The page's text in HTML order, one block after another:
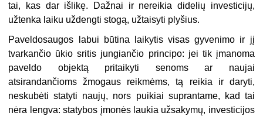
tai, kas dar išlikę. Dažnai ir nereikia didelių investicijų,
užtenka laiku uždengti stogą, užtaisyti plyšius.
Paveldosaugos labui būtina laikytis visas gyvenimo ir jį
tvarkančio ūkio sritis jungiančio principo: jei tik įmanoma
paveldo objektą pritaikyti senoms ar naujai
atsirandančioms žmogaus reikmėms, tą reikia ir daryti,
neskubėti statyti naujų, nors puikiai suprantame, kad tai
nėra lengva: statybos įmonės laukia užsakymų, investicijos